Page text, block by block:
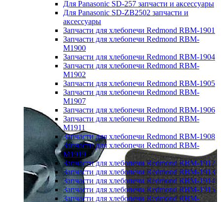
Для Panasonic SD-257 запчасти и аксессуары
Для Panasonic SD-ZB2502 запчасти и
аксессуары
Запчасти для хлебопечи Redmond RBM-1901
Запчасти для хлебопечи Redmond RBM-
M1900
Запчасти для хлебопечи Redmond RBM-1904
Запчасти для хлебопечи Redmond RBM-
M1902
Запчасти для хлебопечи Redmond RBM-1905
Запчасти для хлебопечи Redmond RBM-
M1907
Запчасти для хлебопечи Redmond RBM-1906
Запчасти для хлебопечи Redmond RBM-
M1911
Запчасти для хлебопечи Redmond RBM-1908
Запчасти для хлебопечи Redmond RBM-
M1919
Запчасти для хлебопечи Redmond RBM-1912
Запчасти для хлебопечи Redmond RBM-1913
Запчасти для хлебопечи Redmond RBM-1914
Запчасти для хлебопечи Redmond RBM-1915
Запчасти для хлебопечи Redmond RBM-